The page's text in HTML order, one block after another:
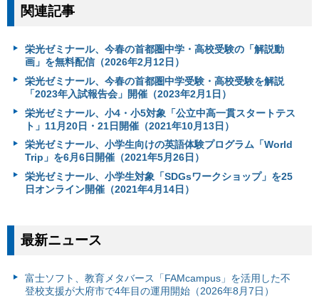
関連記事
栄光ゼミナール、今春の首都圏中学・高校受験の「解説動
画」を無料配信（2026年2月12日）
栄光ゼミナール、今春の首都圏中学受験・高校受験を解説
「2023年入試報告会」開催（2023年2月1日）
栄光ゼミナール、小4・小5対象「公立中高一貫スタートテス
ト」11月20日・21日開催（2021年10月13日）
栄光ゼミナール、小学生向けの英語体験プログラム「World
Trip」を6月6日開催（2021年5月26日）
栄光ゼミナール、小学生対象「SDGsワークショップ」を25
日オンライン開催（2021年4月14日）
最新ニュース
富⼠ソフト、教育メタバース「FAMcampus」を活用した不
登校支援が大府市で4年目の運用開始（2026年8月7日）